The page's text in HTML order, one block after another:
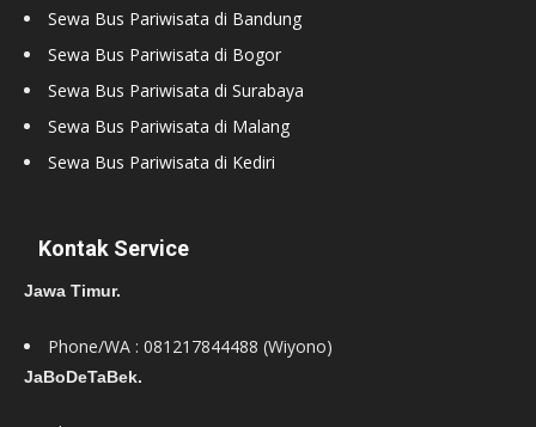
Sewa Bus Pariwisata di Bandung
Sewa Bus Pariwisata di Bogor
Sewa Bus Pariwisata di Surabaya
Sewa Bus Pariwisata di Malang
Sewa Bus Pariwisata di Kediri
Kontak Service
Jawa Timur.
Phone/WA : 081217844488 (Wiyono)
JaBoDeTaBek.